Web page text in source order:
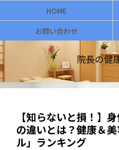
院長の健
HOME
お問い合わせ
【知らないと損！】
の違いとは？健康＆
ル」ランキング